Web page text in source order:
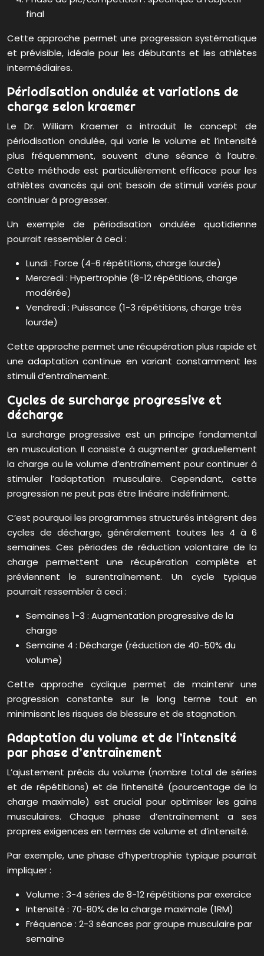
final
Cette approche permet une progression systématique
et prévisible, idéale pour les débutants et les athlètes
intermédiaires.
Périodisation ondulée et variations de
charge selon kraemer
Le Dr. William Kraemer a introduit le concept de
périodisation ondulée, qui varie le volume et l’intensité
plus fréquemment, souvent d’une séance à l’autre.
Cette méthode est particulièrement efficace pour les
athlètes avancés qui ont besoin de stimuli variés pour
continuer à progresser.
Un exemple de périodisation ondulée quotidienne
pourrait ressembler à ceci :
Lundi : Force (4-6 répétitions, charge lourde)
Mercredi : Hypertrophie (8-12 répétitions, charge
modérée)
Vendredi : Puissance (1-3 répétitions, charge très
lourde)
Cette approche permet une récupération plus rapide et
une adaptation continue en variant constamment les
stimuli d’entraînement.
Cycles de surcharge progressive et
décharge
La surcharge progressive est un principe fondamental
en musculation. Il consiste à augmenter graduellement
la charge ou le volume d’entraînement pour continuer à
stimuler l’adaptation musculaire. Cependant, cette
progression ne peut pas être linéaire indéfiniment.
C’est pourquoi les programmes structurés intègrent des
cycles de décharge, généralement toutes les 4 à 6
semaines. Ces périodes de réduction volontaire de la
charge permettent une récupération complète et
préviennent le surentraînement. Un cycle typique
pourrait ressembler à ceci :
Semaines 1-3 : Augmentation progressive de la
charge
Semaine 4 : Décharge (réduction de 40-50% du
volume)
Cette approche cyclique permet de maintenir une
progression constante sur le long terme tout en
minimisant les risques de blessure et de stagnation.
Adaptation du volume et de l’intensité
par phase d’entraînement
L’ajustement précis du volume (nombre total de séries
et de répétitions) et de l’intensité (pourcentage de la
charge maximale) est crucial pour optimiser les gains
musculaires. Chaque phase d’entraînement a ses
propres exigences en termes de volume et d’intensité.
Par exemple, une phase d’hypertrophie typique pourrait
impliquer :
Volume : 3-4 séries de 8-12 répétitions par exercice
Intensité : 70-80% de la charge maximale (1RM)
Fréquence : 2-3 séances par groupe musculaire par
semaine